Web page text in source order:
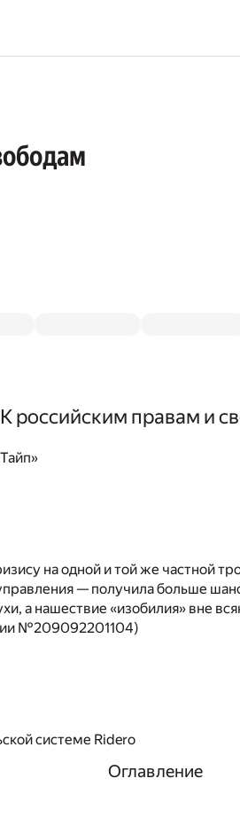
К российским правам и
на одной и той же частной
— получила больше
а нашествие «изобилия» вне
№209092201104)
системе Ridero
Оглавление